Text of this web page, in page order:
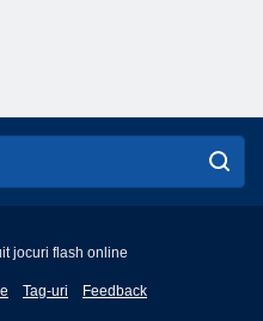
jocuri flash online
Tag-uri Feedback